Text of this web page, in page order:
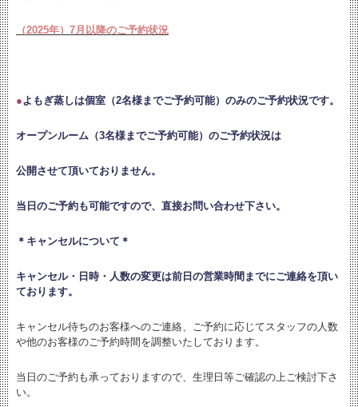
（2025年）7月以降のご予約状況
●よもぎ蒸しは個室（2名様までご予約可能）のみのご予約状況です。
オープンルーム（3名様までご予約可能）のご予約状況は
公開させて頂いておりません。
当日のご予約も可能ですので、直接お問い合わせ下さい。
＊キャンセルについて＊
キャンセル・日時・人数の変更は前日の営業時間までにご連絡を頂い
ております。
キャンセル待ちのお客様へのご連絡、ご予約に応じてスタッフの人数
や他のお客様のご予約時間を調整いたしております。
当日のご予約も承っておりますので、生理日等ご確認の上ご検討下さ
い。